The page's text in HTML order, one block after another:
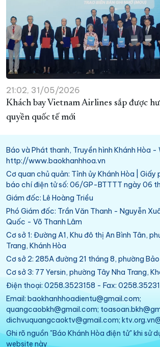
21:02, 31/05/2026
Khách bay Vietnam Airlines sắp được
quyền quốc tế mới
Báo và Phát thanh, Truyền hình Khánh Hòa -
http://www.baokhanhhoa.vn
Cơ quan chủ quản: Tỉnh ủy Khánh Hòa | Giấy
báo chí điện tử số: 06/GP-BTTTT ngày 06
Giám đốc: Lê Hoàng Triều
Phó Giám đốc: Trần Văn Thanh - Nguyễn
Quốc - Võ Thanh Lâm
Cơ sở 1: Đường A1, Khu đô thị An Bình Tân,
Trang, Khánh Hòa
Cơ sở 2: 285A đường 21 tháng 8, phường
Cơ sở 3: 77 Yersin, phường Tây Nha Trang,
Điện thoại: 0258.3523158 - Fax:
Email: baokhanhhoadientu@gmail.com;
quangcaobkh@gmail.com;
dichvuquangcaoktv@gmail.com;
Ghi rõ nguồn "Báo Khánh Hòa điện tử" khi sử
website này